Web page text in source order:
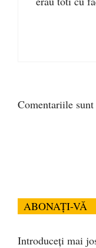
Comentariile
ABONAȚI-VĂ
Introduceți mai